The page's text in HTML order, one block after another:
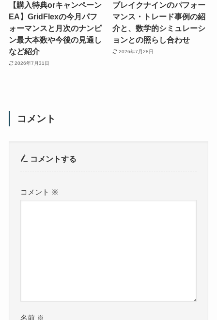
【購入特典orキャンペーン
EA】GridFlexの今月パフ
ォーマンスと月次のナンピ
ン最大本数や今後の見通し
など紹介
2026年7月31日
ブレイクナインのパフォー
マンス・トレード事例の紹
介と、数学的シミュレーシ
ョンとの照らし合わせ
2026年7月28日
コメント
コメントする
コメント ※
名前 ※